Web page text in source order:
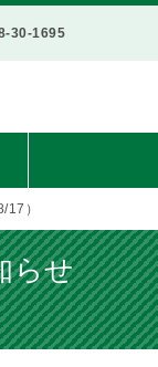
30-1695
）
らせ